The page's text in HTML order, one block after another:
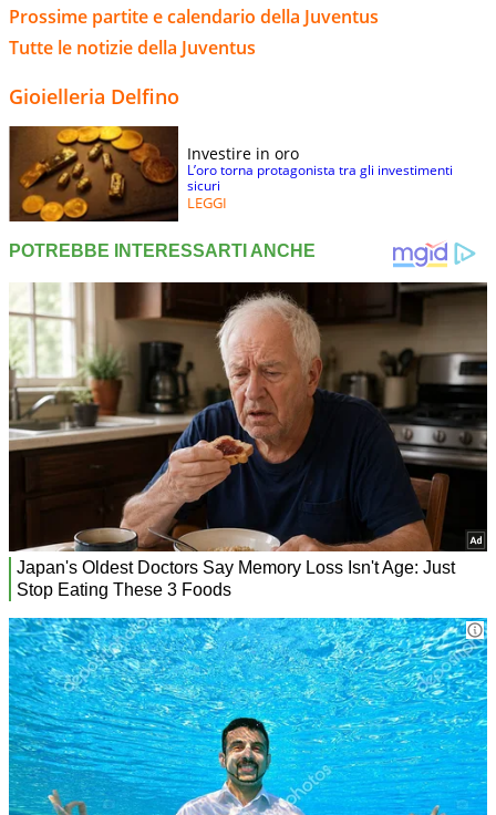
Prossime partite e calendario della Juventus
Tutte le notizie della Juventus
Gioielleria Delfino
Investire in oro
L’oro torna protagonista tra gli investimenti
sicuri
LEGGI